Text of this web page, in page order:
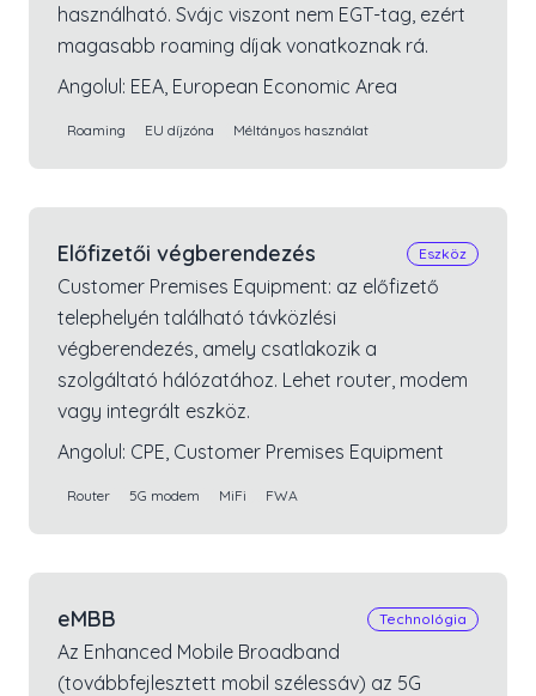
használható. Svájc viszont nem EGT-tag, ezért
magasabb roaming díjak vonatkoznak rá.
Angolul: EEA, European Economic Area
Roaming EU díjzóna Méltányos használat
Előfizetői végberendezés Eszköz
Customer Premises Equipment: az előfizető
telephelyén található távközlési
végberendezés, amely csatlakozik a
szolgáltató hálózatához. Lehet router, modem
vagy integrált eszköz.
Angolul: CPE, Customer Premises Equipment
Router 5G modem MiFi FWA
eMBB Technológia
Az Enhanced Mobile Broadband
(továbbfejlesztett mobil szélessáv) az 5G